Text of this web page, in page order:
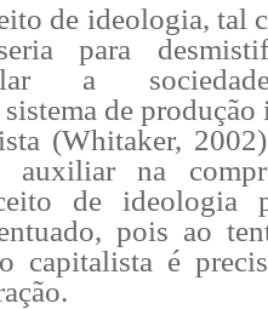
de ideologia, tal
para
a
de
(Whitaker,
auxiliar na
de ideologia
pois ao
capitalista é